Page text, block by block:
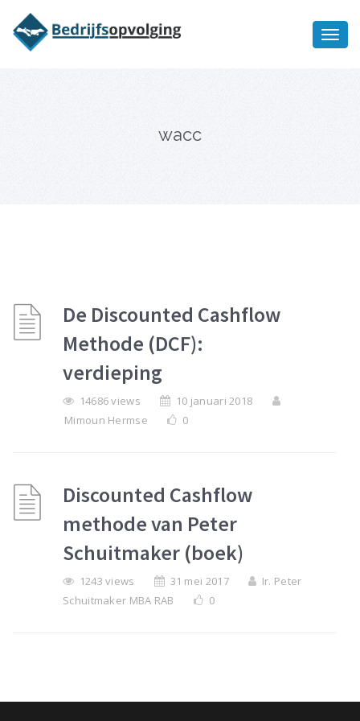
wacc
De Discounted Cashflow
Methode (DCF):
verdieping
14686 views
10 januari 2018
Mimoun Hermse
0
Discounted Cashflow
methode van Peter
Schuitmaker (boek)
1243 views 31 mei 2017
Ir. Peter
Schuitmaker MBA RAB
0
bedrijfsopvolging voor fiscaal
juridisch advies
Ik wil meer informatie